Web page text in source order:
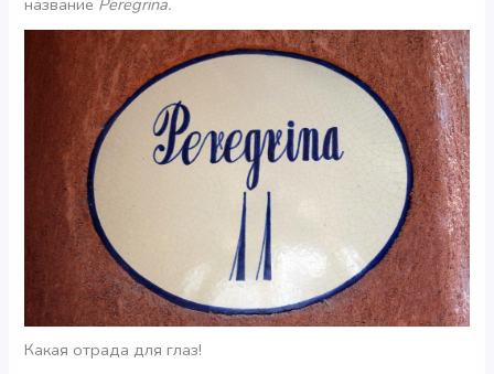
название Peregrina.
Какая отрада для глаз!